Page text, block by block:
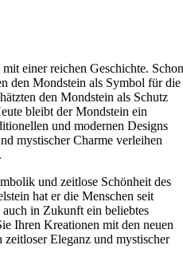
einer reichen Geschichte. Schon
den Mondstein als Symbol für die
den Mondstein als Schutz
bleibt der Mondstein ein
und modernen Designs
mystischer Charme verleihen
und zeitlose Schönheit des
hat er die Menschen seit
in Zukunft ein beliebtes
Ihren Kreationen mit den neuen
Eleganz und mystischer